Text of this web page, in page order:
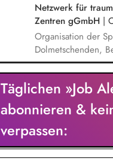
Netzwerk für
Zentren gGmbH |
Organisation der
Dolmetschenden,
Täglichen »Job
abonnieren &
verpassen: